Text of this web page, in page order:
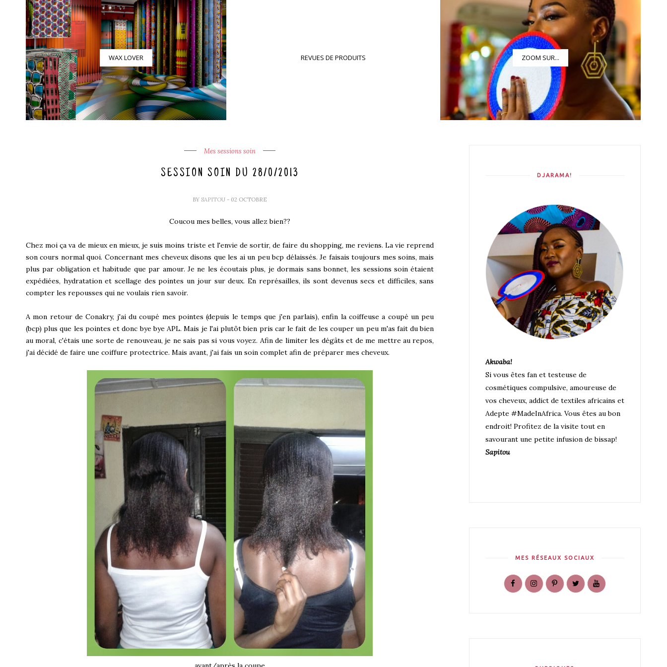
WAX LOVER REVUES DE PRODUITS ZOOM SUR...
Mes sessions soin
SESSION SOIN DU 28/0/2013
BY SAPITOU - 02 OCTOBRE
Coucou mes belles, vous allez bien??
Chez moi ça va de mieux en mieux, je suis moins triste et l'envie de sortir, de faire du shopping, me reviens. La vie reprend
son cours normal quoi. Concernant mes cheveux disons que les ai un peu bcp délaissés. Je faisais toujours mes soins, mais
plus par obligation et habitude que par amour. Je ne les écoutais plus, je dormais sans bonnet, les sessions soin étaient
expédiées, hydratation et scellage des pointes un jour sur deux. En représailles, ils sont devenus secs et difficiles, sans
compter les repousses qui ne voulais rien savoir.
A mon retour de Conakry, j'ai du coupé mes pointes (depuis le temps que j'en parlais), enfin la coiffeuse a coupé un peu
(bcp) plus que les pointes et donc bye bye APL. Mais je l'ai plutôt bien pris car le fait de les couper un peu m'as fait du bien
au moral, c'étais une sorte de renouveau, je ne sais pas si vous voyez. Afin de limiter les dégâts et de me mettre au repos,
j'ai décidé de faire une coiffure protectrice. Mais avant, j'ai fais un soin complet afin de préparer mes cheveux.
DJARAMA!
Akwaba!
Si vous êtes fan et testeuse de
cosmétiques compulsive, amoureuse de
vos cheveux, addict de textiles africains et
Adepte #MadeInAfrica. Vous êtes au bon
endroit! Profitez de la visite tout en
savourant une petite infusion de bissap!
Sapitou
MES RÉSEAUX SOCIAUX